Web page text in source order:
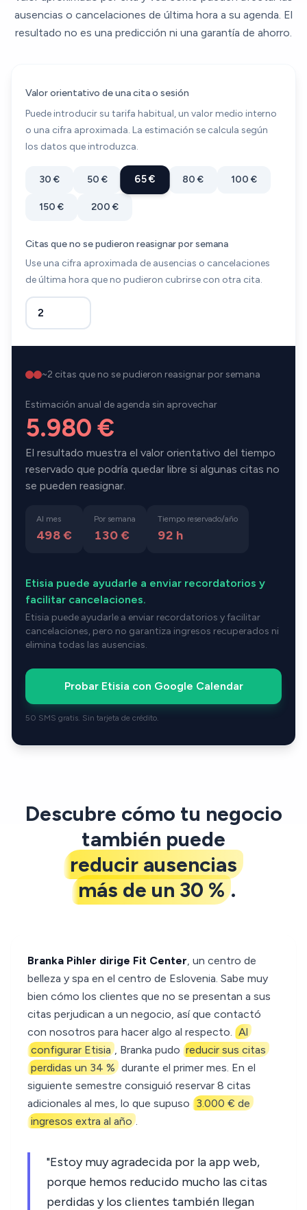
ausencias o cancelaciones de última hora a su agenda. El
resultado no es una predicción ni una garantía de ahorro.
Valor orientativo de una cita o sesión
Puede introducir su tarifa habitual, un valor medio interno
o una cifra aproximada. La estimación se calcula según
los datos que introduzca.
30 € 50 € 65 € 80 € 100 €
150 € 200 €
Citas que no se pudieron reasignar por semana
Use una cifra aproximada de ausencias o cancelaciones
de última hora que no pudieron cubrirse con otra cita.
~2 citas que no se pudieron reasignar por semana
Estimación anual de agenda sin aprovechar
5.980 €
El resultado muestra el valor orientativo del tiempo
reservado que podría quedar libre si algunas citas no
se pueden reasignar.
Al mes
498 €
Por semana
130 €
Tiempo reservado/año
92 h
Etisia puede ayudarle a enviar recordatorios y
facilitar cancelaciones.
Etisia puede ayudarle a enviar recordatorios y facilitar
cancelaciones, pero no garantiza ingresos recuperados ni
elimina todas las ausencias.
Probar Etisia con Google Calendar
50 SMS gratis. Sin tarjeta de crédito.
Descubre cómo tu negocio
también puede
reducir ausencias
más de un 30 % .
Branka Pihler dirige Fit Center , un centro de
belleza y spa en el centro de Eslovenia. Sabe muy
bien cómo los clientes que no se presentan a sus
citas perjudican a un negocio, así que contactó
con nosotros para hacer algo al respecto.
Al
configurar Etisia , Branka pudo reducir sus citas
perdidas un 34 % durante el primer mes. En el
siguiente semestre consiguió reservar 8 citas
adicionales al mes, lo que supuso 3.000 € de
ingresos extra al año .
"Estoy muy agradecida por la app web,
porque hemos reducido mucho las citas
perdidas y los clientes también llegan